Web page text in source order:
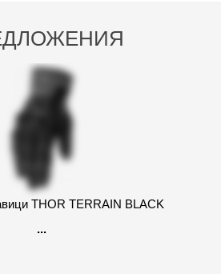
THOR TERRAIN BLACK